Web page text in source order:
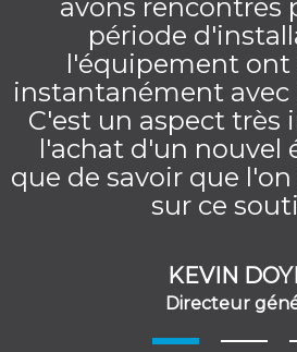
avons rencontrés
période
l'équipement ont
instantanément avec
C'est un aspect très
l'achat d'un nouvel
que de savoir que
sur ce
KEVIN
Directeur